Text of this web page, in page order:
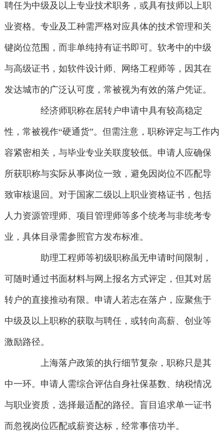
聘任为中级及以上专业技术职务，或具有技师以上职
业资格。专业及工种需严格对应具体的技术管理和关
键岗位范围，而非单纯持有证书即可。软考中的中级
与高级证书，如软件设计师、网络工程师等，因其在
发达城市的广泛认可度，常被视为有效的落户凭证。
经济师职称在居转户申请中具有较高稳定
性，常被视作“硬通货”。但需注意，职称评定与工作内
容紧密相关，与毕业专业关联度较低。申请人应确保
所获职称与实际从事岗位一致，避免因岗位不匹配导
致审核退回。对于国家二级以上职业资格证书，包括
人力资源管理师、项目管理师等多个统考与非统考专
业，具体目录需参照官方发布标准。
助理工程师等初级职称虽无申请时间限制，
可随时通过书面材料与网上报名方式评定，但其对居
转户的直接推动有限。申请人若志在落户，应聚焦于
中级及以上职称的获取与聘任，或转向高薪、创业等
激励路径。
上海落户政策的执行细节复杂，职称只是其
中一环。申请人需综合评估自身社保基数、纳税情况
与职业资质，选择最适配的路径。盲目追求单一证书
而忽视岗位匹配或薪资达标，经常事倍功半。